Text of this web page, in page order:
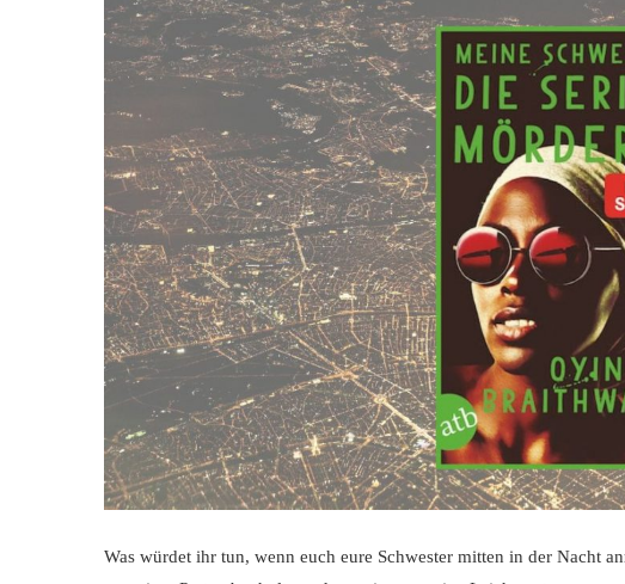
Was würdet ihr tun, wenn euch eure Schwester mitten in der Nacht